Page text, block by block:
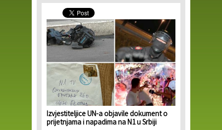
Izvjestiteljice UN-a objavile dokument o
prijetnjama i napadima na N1 u Srbiji